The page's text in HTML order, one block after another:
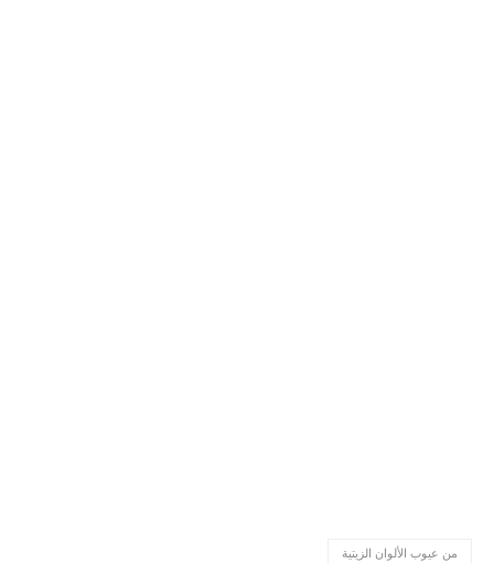
من عيوب الألوان الزيتية